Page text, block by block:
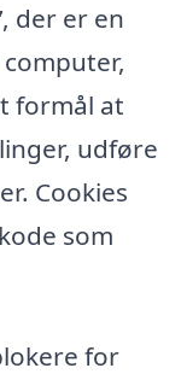
der er en
formål at
udføre
Cookies
som
for